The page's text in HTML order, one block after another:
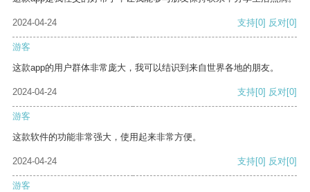
2024-04-24 支持[0] 反对[0]
游客
这款app的用户群体非常庞大，我可以结识到来自世界各地的朋友。
2024-04-24 支持[0] 反对[0]
游客
这款软件的功能非常强大，使用起来非常方便。
2024-04-24 支持[0] 反对[0]
游客